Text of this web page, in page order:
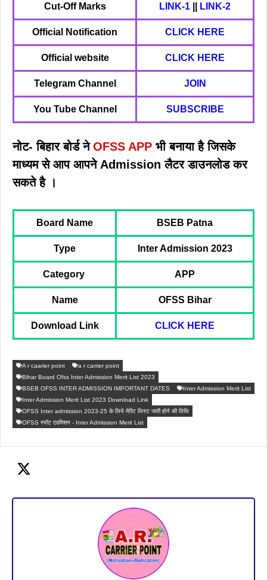
Cut-Off Marks LINK-1 LINK-2
Official Notification CLICK HERE
Official website CLICK HERE
Telegram Channel JOIN
You Tube Channel SUBSCRIBE
नोट- बिहार बोर्ड नेOFSS APP भी बनाया है जिसके
माध्यम से आप आपने Admission लैटर डाउनलोड कर
सकते है ।
Board Name BSEB Patna
Type Inter Admission 2023
Category APP
Name OFSS Bihar
Download Link CLICK HERE
A r caarier point
a r carrier point
Bihar Board Ofss Inter Admission Merit List 2023
BSEB OFSS INTER ADMISSION IMPORTANT DATES
Inter Admission Merit List
Inter Admission Merit List 2023 Download Link
OFSS Inter admission 2023-25 के लिये मेरिट लिस्ट जारी होने की तिथि
OFSS स्पॉट एडमिशन - Inter Admission Merit List